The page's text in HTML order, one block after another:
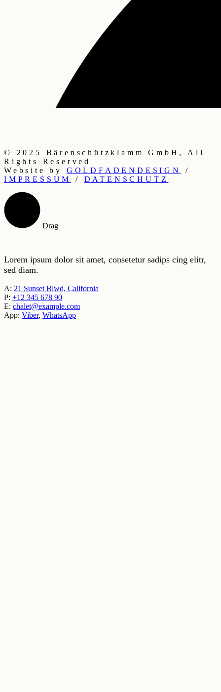
© 2025 Bärenschützklamm GmbH, All
Rights Reserved
Website by GOLDFADENDESIGN
/
IMPRESSUM
/ DATENSCHUTZ
Drag
Lorem ipsum dolor sit amet, consetetur sadips cing elitr,
sed diam.
A: 21 Sunset Blwd, California
P: +12 345 678 90
E: chalet@example.com
App: Viber, WhatsApp